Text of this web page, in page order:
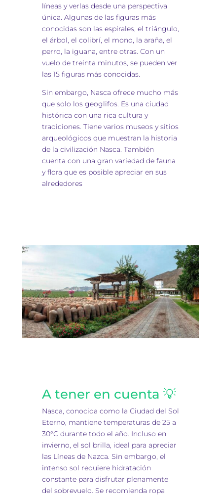
líneas y verlas desde una perspectiva
única. Algunas de las figuras más
conocidas son las espirales, el triángulo,
el árbol, el colibrí, el mono, la araña, el
perro, la iguana, entre otras. Con un
vuelo de treinta minutos, se pueden ver
las 15 figuras más conocidas.
Sin embargo, Nasca ofrece mucho más
que solo los geoglifos. Es una ciudad
histórica con una rica cultura y
tradiciones. Tiene varios museos y sitios
arqueológicos que muestran la historia
de la civilización Nasca. También
cuenta con una gran variedad de fauna
y flora que es posible apreciar en sus
alrededores
A tener en cuenta 💡
Nasca, conocida como la Ciudad del Sol
Eterno, mantiene temperaturas de 25 a
30°C durante todo el año. Incluso en
invierno, el sol brilla, ideal para apreciar
las Líneas de Nazca. Sin embargo, el
intenso sol requiere hidratación
constante para disfrutar plenamente
del sobrevuelo. Se recomienda ropa